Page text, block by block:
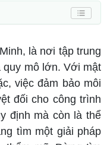
là nơi tập trung
quy mô lớn. Với mật
việc đảm bảo môi
đối cho công trình
định mà còn là thể
tìm một giải pháp